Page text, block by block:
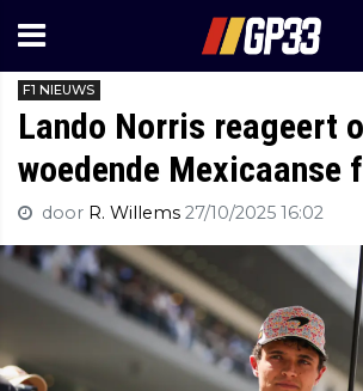
F1 NIEUWS
Lando Norris reageert
woedende Mexicaanse
door R. Willems 27/10/2025 16:02